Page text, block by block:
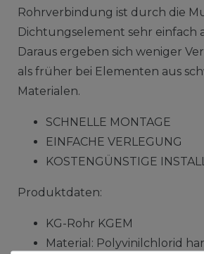
Rohrverbindung ist durch die
Dichtungselement sehr einfach
Daraus ergeben sich weniger
als früher bei Elementen aus
Materialen.
SCHNELLE MONTAGE
EINFACHE VERLEGUNG
KOSTENGÜNSTIGE
Produktdaten:
KG-Rohr KGEM
Material: Polyvinilchlorid